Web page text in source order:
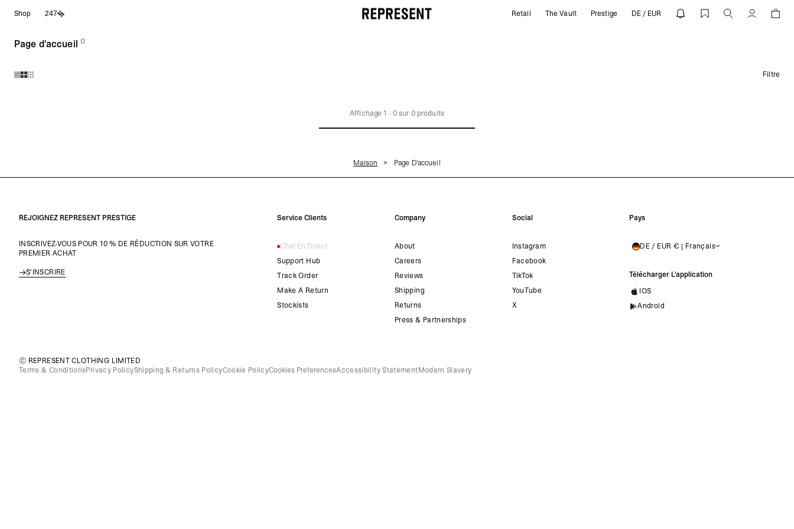
Shop 247 Page d'accueil | REPRESENT Retail The Vault Prestige DE / EUR Compte
Page d'accueil (0des produits)
Filtre
Affichage 1 -0sur 0produits
Maison Page D'accueil
REJOIGNEZ REPRESENT PRESTIGE
INSCRIVEZ-VOUS POUR 10 % DE RÉDUCTION SUR VOTRE
PREMIER ACHAT
S'INSCRIRE
Service Clients
Chat En Direct
Support Hub
Track Order
Make A Return
Stockists
Company
About
Careers
Reviews
Shipping
Returns
Press & Partnerships
Social
Instagram
Facebook
TikTok
YouTube
X
Pays
GERMANY DE / EUR € | Français
Télécharger L'application
IOS
Android
Terms & ConditionsPrivacy PolicyShipping & Returns PolicyCookie PolicyCookies PreferencesAccessibility StatementModern Slavery
© REPRESENT CLOTHING LIMITED